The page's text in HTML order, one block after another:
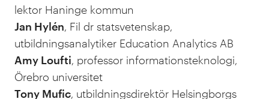
lektor Haninge kommun
Jan Hylén, Fil dr statsvetenskap,
utbildningsanalytiker Education Analytics AB
Amy Loufti, professor informationsteknologi,
Örebro universitet
Tony Mufic, utbildningsdirektör Helsingborgs